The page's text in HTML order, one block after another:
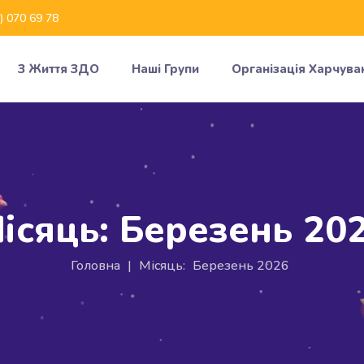
070 69 78
З Життя ЗДО Наші Групи Організація
Березень
Головна | Місяць: Березень 2026